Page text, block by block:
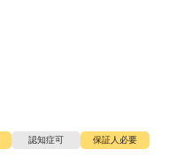
認知症可
保証人必要